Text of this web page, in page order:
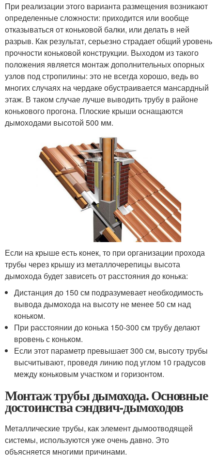
При реализации этого варианта размещения возникают
определенные сложности: приходится или вообще
отказываться от коньковой балки, или делать в ней
разрыв. Как результат, серьезно страдает общий уровень
прочности коньковой конструкции. Выходом из такого
положения является монтаж дополнительных опорных
узлов под стропилины: это не всегда хорошо, ведь во
многих случаях на чердаке обустраивается мансардный
этаж. В таком случае лучше выводить трубу в районе
конькового прогона. Плоские крыши оснащаются
дымоходами высотой 500 мм.
Если на крыше есть конек, то при организации прохода
трубы через крышу из металлочерепицы высота
дымохода будет зависеть от расстояния до конька:
Дистанция до 150 см подразумевает необходимость
вывода дымохода на высоту не менее 50 см над
коньком.
При расстоянии до конька 150-300 см трубу делают
вровень с коньком.
Если этот параметр превышает 300 см, высоту трубы
высчитывают, проведя линию под углом 10 градусов
между коньковым участком и горизонтом.
Монтаж трубы дымохода. Основные
достоинства сэндвич-дымоходов
Металлические трубы, как элемент дымоотводящей
системы, используются уже очень давно. Это
объясняется многими причинами.